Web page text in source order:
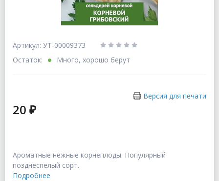
Артикул: УТ-00009373
Остаток:
Много, хорошо берут
Версия для печати
20 ₽
Ароматные нежные корнеплоды. Популярный
позднеспелый сорт.
Подробнее